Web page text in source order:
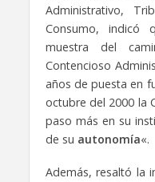
Administrativo,
Consumo, indicó
muestra del
Contencioso
años de puesta en
octubre del 2000 la
paso más en su
de su autonomía«.
Además, resaltó la